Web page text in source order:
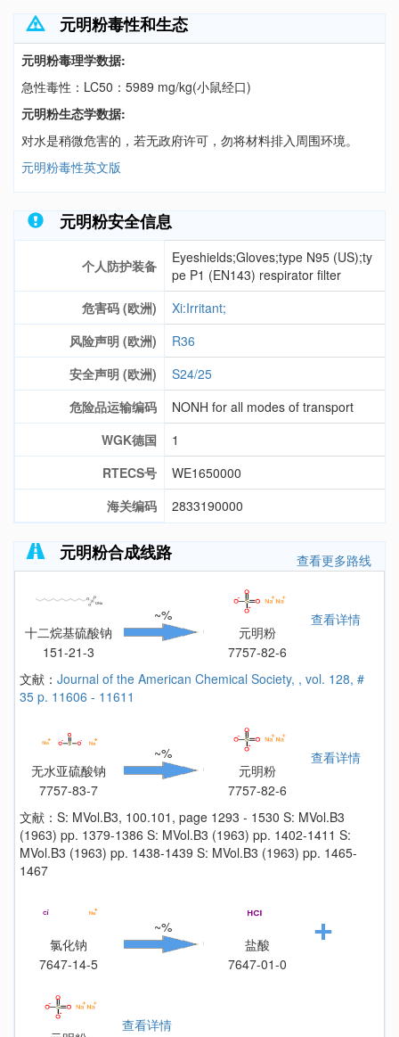
元明粉毒性和生态
元明粉毒理学数据:
急性毒性：LC50：5989 mg/kg(小鼠经口)
元明粉生态学数据:
对水是稍微危害的，若无政府许可，勿将材料排入周围环境。
元明粉毒性英文版
元明粉安全信息
个人防护装备
Eyeshields;Gloves;type N95 (US);ty
pe P1 (EN143) respirator filter
危害码 (欧洲)
Xi:Irritant;
风险声明 (欧洲)
R36
安全声明 (欧洲)
S24/25
危险品运输编码
NONH for all modes of transport
WGK德国
1
RTECS号
WE1650000
海关编码
2833190000
元明粉合成线路 查看更多路线
十二烷基硫酸钠
151-21-3
~%
元明粉
7757-82-6
查看详情
文献： Journal of the American Chemical Society, , vol. 128, #
35 p. 11606 - 11611
无水亚硫酸钠
7757-83-7
~%
元明粉
7757-82-6
查看详情
文献：S: MVol.B3, 100.101, page 1293 - 1530 S: MVol.B3
(1963) pp. 1379-1386 S: MVol.B3 (1963) pp. 1402-1411 S:
MVol.B3 (1963) pp. 1438-1439 S: MVol.B3 (1963) pp. 1465-
1467
氯化钠
7647-14-5
~%
盐酸
7647-01-0
查看详情